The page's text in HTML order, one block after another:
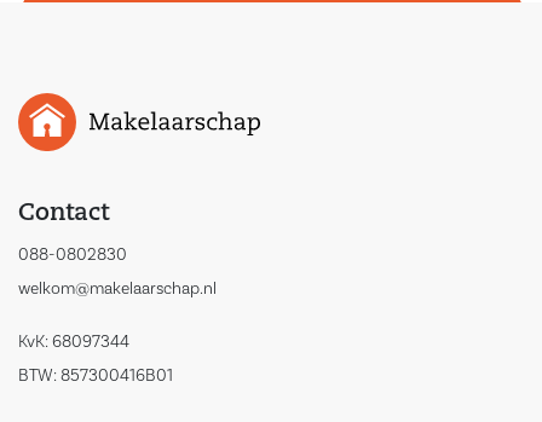
Contact
088-0802830
welkom@makelaarschap.nl
KvK: 68097344
BTW: 857300416B01